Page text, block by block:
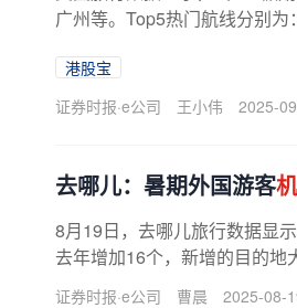
广州等。Top5热门航线分别
港股宝
证券时报·e公司
王小伟 2025-
去哪儿：暑期外国游客
8月19日，去哪儿旅行数据显
去年增加16个，新增的目的地
掖、安徽安庆、湖北恩施、新疆
证券时报·e公司 曹晨 2025-08-